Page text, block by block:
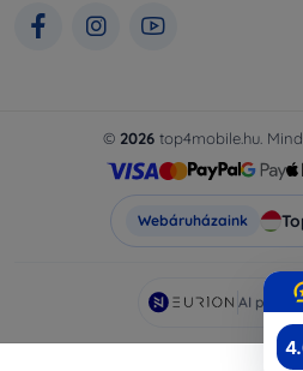
© 2026 top4mobile.hu.
Webáruházaink
AI